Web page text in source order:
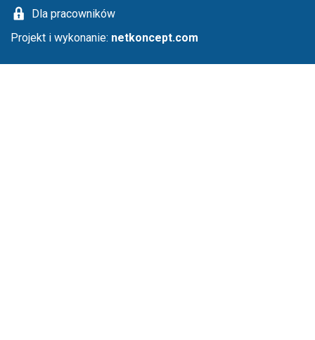
Dla pracowników
Projekt i wykonanie: netkoncept.com